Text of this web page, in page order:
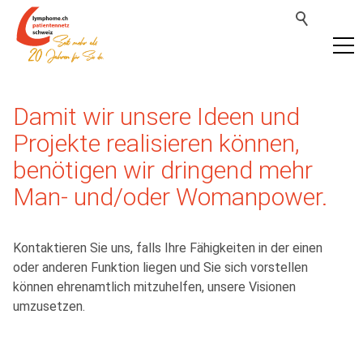
Damit wir unsere Ideen und
Projekte realisieren können,
benötigen wir dringend mehr
Man- und/oder Womanpower.
Kontaktieren Sie uns, falls Ihre Fähigkeiten in der einen
oder anderen Funktion liegen und Sie sich vorstellen
können ehrenamtlich mitzuhelfen, unsere Visionen
umzusetzen.